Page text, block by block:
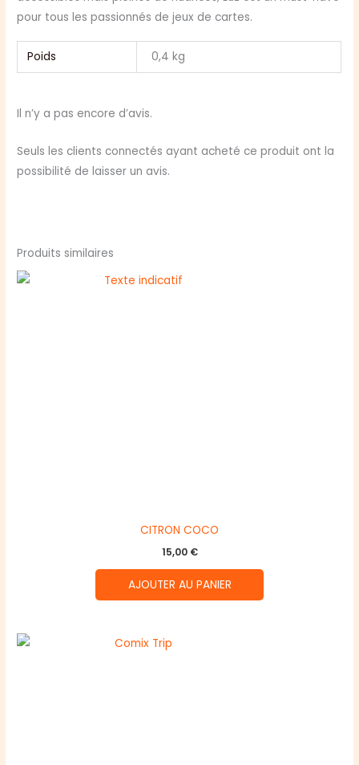
pour tous les passionnés de jeux de cartes.
Poids 0,4 kg
Il n’y a pas encore d’avis.
Seuls les clients connectés ayant acheté ce produit ont la
possibilité de laisser un avis.
Produits similaires
CITRON COCO
15,00 €
AJOUTER AU PANIER